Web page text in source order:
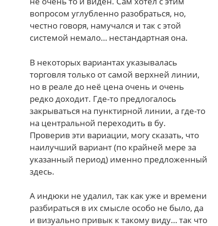
вопросом углубленно разобраться, но,
честно говоря, намучался и так с этой
системой немало… нестандартная она.
В некоторых вариантах указывалась
торговля только от самой верхней линии,
но в реале до неё цена очень и очень
редко доходит. Где-то предлогалось
закрываться на пунктирной линии, а где-то
на центральной переходить в бу.
Проверив эти вариации, могу сказать, что
наилучший вариант (по крайней мере за
указанный период) именно предложенный
здесь.
А индюки не удалил, так как уже и времени
разбираться в их смысле особо не было, да
и визуально привык к такому виду… так что